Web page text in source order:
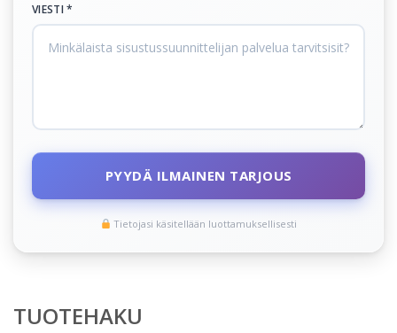
VIESTI *
PYYDÄ ILMAINEN TARJOUS
Tietojasi käsitellään luottamuksellisesti
TUOTEHAKU